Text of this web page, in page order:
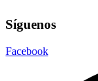
Síguenos
Facebook